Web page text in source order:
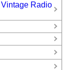
Radio